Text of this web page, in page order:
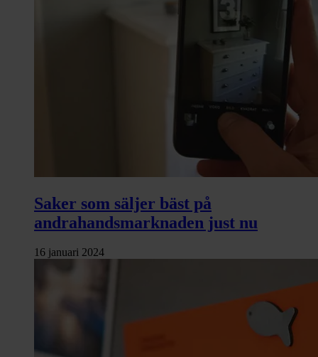
Saker som säljer bäst på
andrahandsmarknaden just nu
16 januari 2024